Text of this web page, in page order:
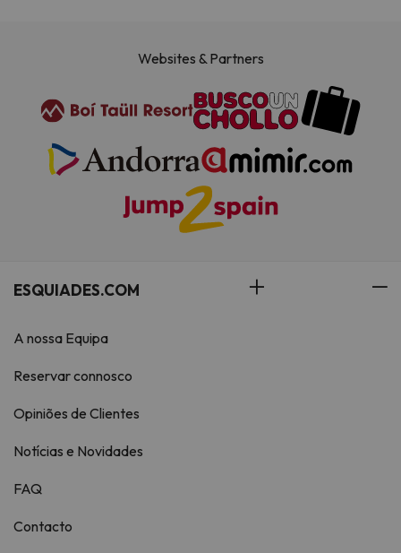
Websites & Partners
ESQUIADES.COM
A nossa Equipa
Reservar connosco
Opiniões de Clientes
Notícias e Novidades
FAQ
Contacto